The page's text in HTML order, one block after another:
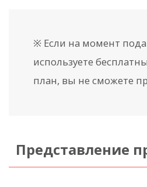
※ Если на момент
используете
план, вы не сможете
Представление